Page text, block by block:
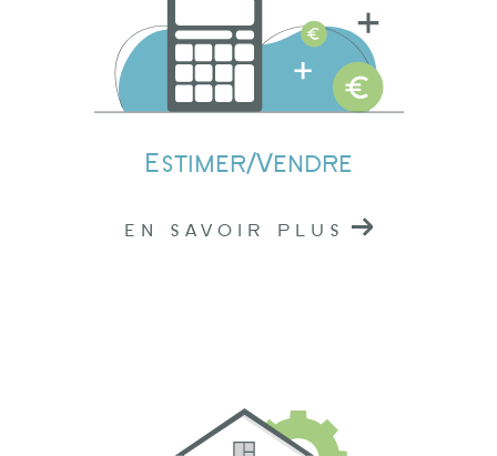
Nos professionnels connaissent parfaitement le
marché local, ce qui nous permet de vous
votre bien. Que vous envisagiez de vendre ou
Amplepuis et Lamure-sur-
Estimer/Vendre
EN SAVOIR PLUS